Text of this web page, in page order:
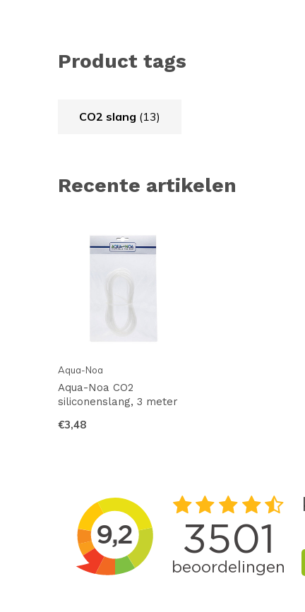
Product tags
CO2 slang (13)
Recente artikelen
Aqua-Noa
Aqua-Noa CO2
siliconenslang, 3 meter
€3,48